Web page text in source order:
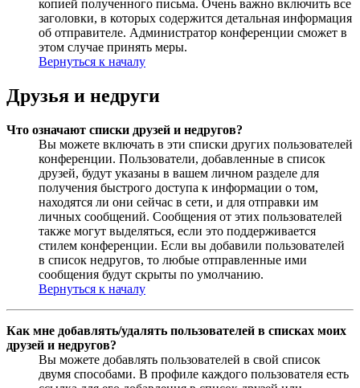
копией полученного письма. Очень важно включить все
заголовки, в которых содержится детальная информация
об отправителе. Администратор конференции сможет в
этом случае принять меры.
Вернуться к началу
Друзья и недруги
Что означают списки друзей и недругов?
Вы можете включать в эти списки других пользователей
конференции. Пользователи, добавленные в список
друзей, будут указаны в вашем личном разделе для
получения быстрого доступа к информации о том,
находятся ли они сейчас в сети, и для отправки им
личных сообщений. Сообщения от этих пользователей
также могут выделяться, если это поддерживается
стилем конференции. Если вы добавили пользователей
в список недругов, то любые отправленные ими
сообщения будут скрыты по умолчанию.
Вернуться к началу
Как мне добавлять/удалять пользователей в списках моих
друзей и недругов?
Вы можете добавлять пользователей в свой список
двумя способами. В профиле каждого пользователя есть